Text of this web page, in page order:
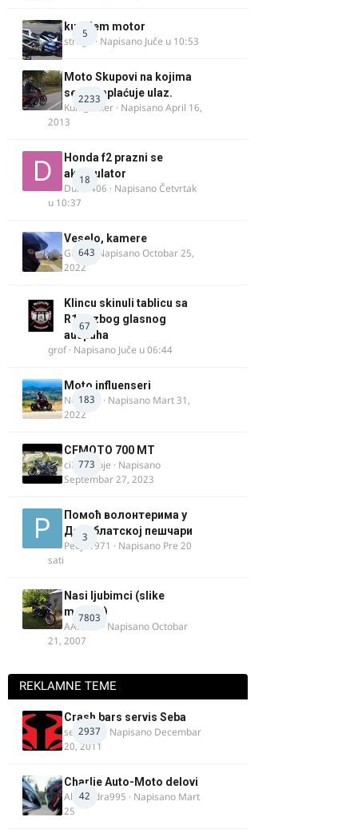
5
kupujem motor
strugo · Napisano Juče u 10:53
2233
Moto Skupovi na kojima
se ne naplaćuje ulaz.
Kum_Mixer · NapisanoApril 16,
2013
18
Honda f2 prazni se
akomulator
Dule1406 · NapisanoČetvrtak
u 10:37
643
Veselo, kamere
GR 46· NapisanoOctobar 25,
2022
67
Klincu skinuli tablicu sa
R125 zbog glasnog
auspuha
grof· Napisano Juče u 06:44
183
Moto influenseri
Nolanka · Napisano Mart 31,
2022
773
CFMOTO 700 MT
cika miloje · Napisano
Septembar 27, 2023
3
Помоћ волонтерима у
Делиблатској пешчари
Pedja1971 · Napisano Pre 20
sati
7803
Nasi ljubimci (slike
motora)
AArnold · NapisanoOctobar
21, 2007
REKLAMNE TEME
2937
Crash bars servis Seba
seba011 · Napisano Decembar
20, 2011
42
Charlie Auto-Moto delovi
Alexandra995 · Napisano Mart
25